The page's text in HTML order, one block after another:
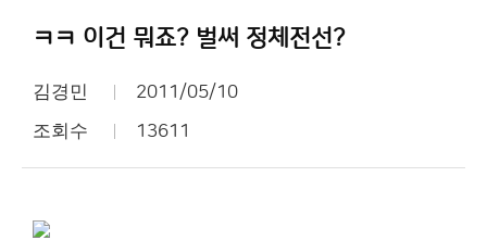
ㅋㅋ 이건 뭐죠? 벌써 정체전선?
김경민 2011/05/10
조회수 13611